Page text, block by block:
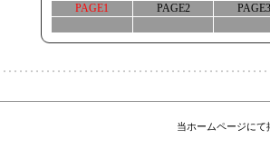
PAGE1 PAGE2 PAGE3
当ホームページに